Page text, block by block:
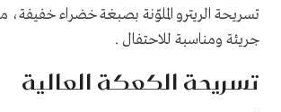
تسريحة الريترو الملوّنة بصبغة خضراء خفيفة،
جريئة ومناسبة للاحتفال .
تسريحة الكعكة العالية